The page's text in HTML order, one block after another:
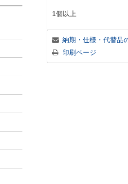
1個以上
納期・仕様・代替品
印刷ページ